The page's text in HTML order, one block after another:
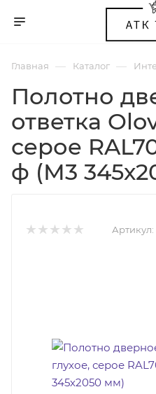
Главная — Каталог —
Полотно
ответка
серое
ф (М3
Артикул: